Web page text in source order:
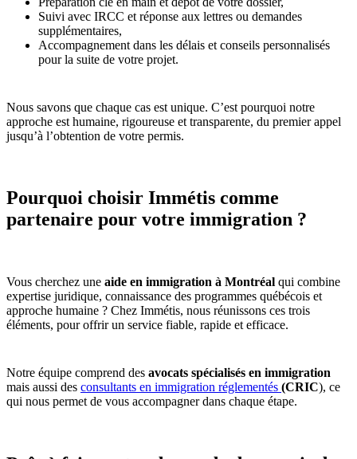
Suivi avec IRCC et réponse aux lettres ou demandes
supplémentaires,
Accompagnement dans les délais et conseils personnalisés
pour la suite de votre projet.
Nous savons que chaque cas est unique. C’est pourquoi notre
approche est humaine, rigoureuse et transparente, du premier appel
jusqu’à l’obtention de votre permis.
Pourquoi choisir Immétis comme
partenaire pour votre immigration ?
Vous cherchez une aide en immigration à Montréal qui combine
expertise juridique, connaissance des programmes québécois et
approche humaine ? Chez Immétis, nous réunissons ces trois
éléments, pour offrir un service fiable, rapide et efficace.
Notre équipe comprend des avocats spécialisés en immigration
mais aussi des consultants en immigration réglementés (CRIC), ce
qui nous permet de vous accompagner dans chaque étape.